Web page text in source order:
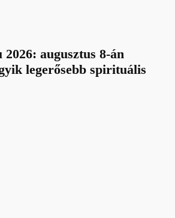
augusztus 8-án
legerősebb spirituális